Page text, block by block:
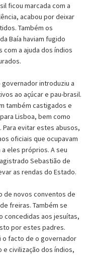
ficou marcada com a
acabou por deixar
Também os
Baía haviam fugido
com a ajuda dos índios
introduziu a
ao açúcar e pau-brasil.
também castigados e
Lisboa, bem como
evitar estes abusos,
oficiais que ocupavam
eles próprios. A seu
Sebastião de
as rendas do Estado.
de novos conventos de
freiras. Também se
concedidas aos jesuítas,
por estes padres.
o facto de o governador
civilização dos índios,